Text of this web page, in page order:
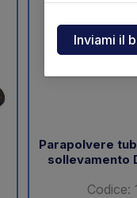
Elefantcar
Palfinger
Parapolvere
sollevamento
Codice: